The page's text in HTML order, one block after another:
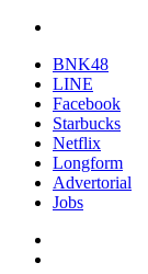
BNK48
LINE
Facebook
Starbucks
Netflix
Longform
Advertorial
Jobs